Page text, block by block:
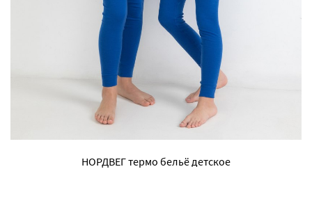
НОРДВЕГ термо бельё детское